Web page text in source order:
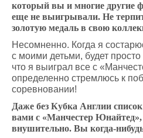
который вы и многие другие
еще не выигрывали. Не
золотую медаль в свою
Несомненно. Когда я
с моими детьми, будет
что я выиграл все с
определенно стремлюсь к
соревновании!
Даже без Кубка Англии
вами с «Манчестер
внушительно. Вы когда-